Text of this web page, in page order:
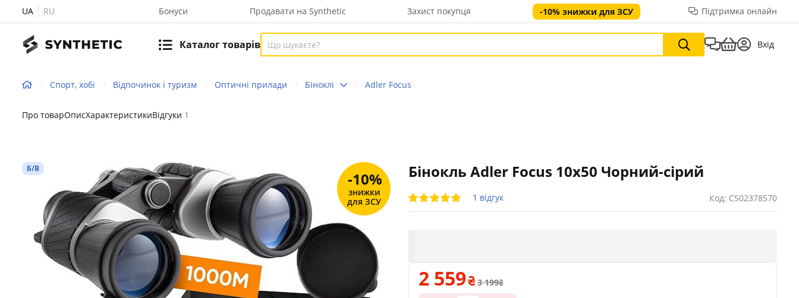
UA RU Бонуси Продавати на Synthetic Захист покупця -10% знижки для ЗСУ Підтримка онлайн
Каталог товарів Вхід
Спорт, хобі Відпочинок і туризм Оптичні прилади Біноклі Adler Focus
Про товарОписХарактеристикиВідгуки 1
Бінокль Adler Focus 10x50 Чорний-сірий
1 відгук Код: CS02378570
Б/В
-10%
знижки
для ЗСУ
2 559 3 199